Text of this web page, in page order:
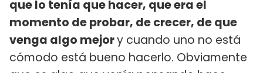
que lo tenía que hacer, que era el
momento de probar, de crecer, de que
venga algo mejory cuando uno no está
cómodo está bueno hacerlo. Obviamente